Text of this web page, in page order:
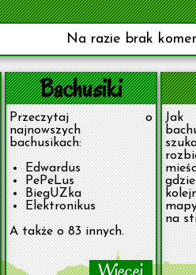
Na razie brak
Bachusiki
Przeczytaj o
najnowszych
bachusikach:
Edwardus
PePeLus
BiegUZka
Elektronikus
A także o 83 innych.
na